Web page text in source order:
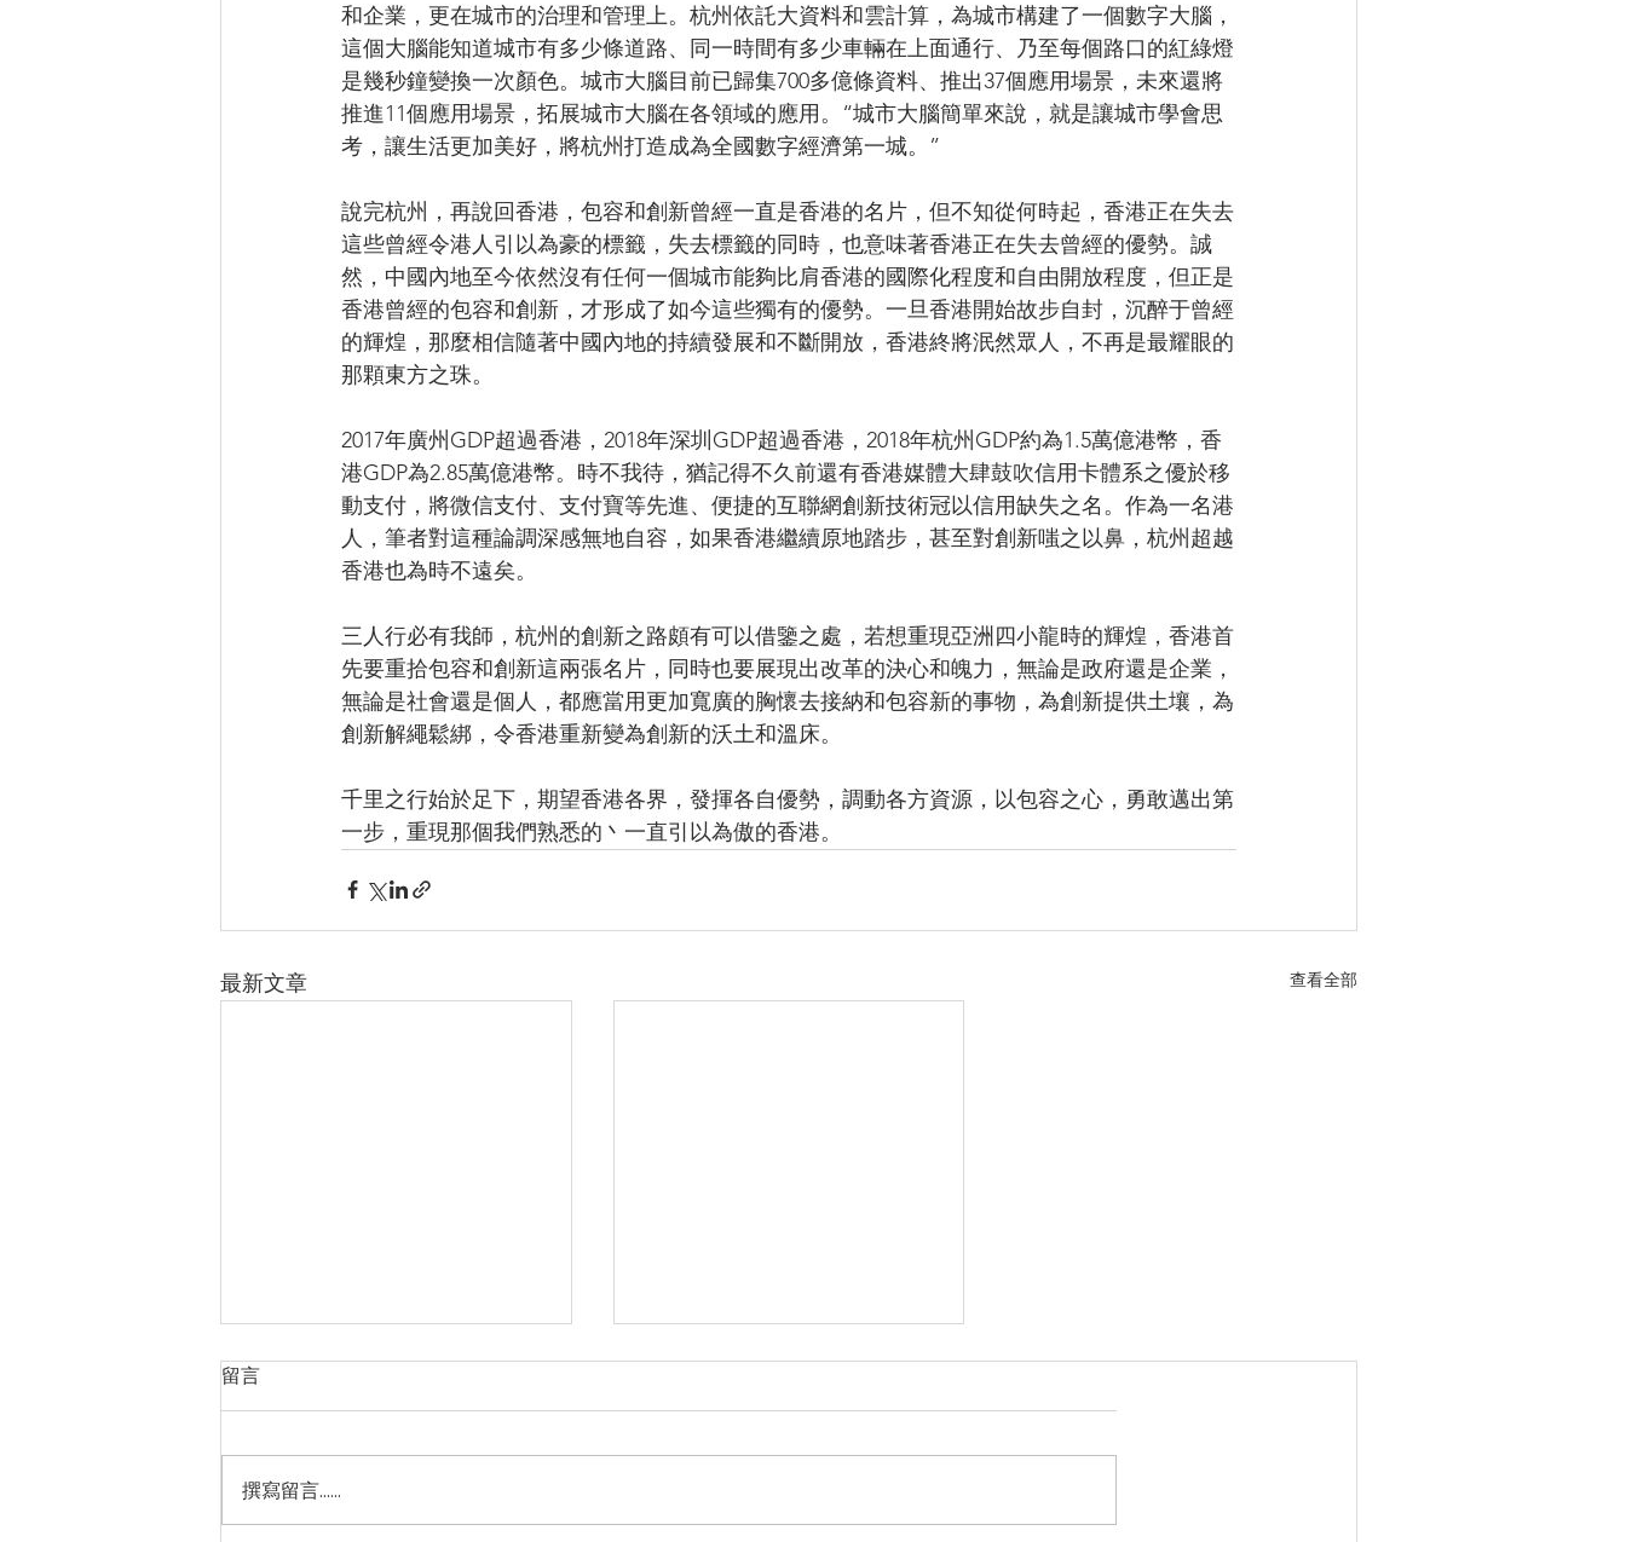
和企業，更在城市的治理和管理上。杭州依託大資料和雲計算，為城市構建了一個數字大腦，
這個大腦能知道城市有多少條道路、同一時間有多少車輛在上面通行、乃至每個路口的紅綠燈
是幾秒鐘變換一次顏色。城市大腦目前已歸集700多億條資料、推出37個應用場景，未來還將
推進11個應用場景，拓展城市大腦在各領域的應用。“城市大腦簡單來說，就是讓城市學會思
考，讓生活更加美好，將杭州打造成為全國數字經濟第一城。”
說完杭州，再說回香港，包容和創新曾經一直是香港的名片，但不知從何時起，香港正在失去
這些曾經令港人引以為豪的標籤，失去標籤的同時，也意味著香港正在失去曾經的優勢。誠
然，中國內地至今依然沒有任何一個城市能夠比肩香港的國際化程度和自由開放程度，但正是
香港曾經的包容和創新，才形成了如今這些獨有的優勢。一旦香港開始故步自封，沉醉于曾經
的輝煌，那麼相信隨著中國內地的持續發展和不斷開放，香港終將泯然眾人，不再是最耀眼的
那顆東方之珠。
2017年廣州GDP超過香港，2018年深圳GDP超過香港，2018年杭州GDP約為1.5萬億港幣，香
港GDP為2.85萬億港幣。時不我待，猶記得不久前還有香港媒體大肆鼓吹信用卡體系之優於移
動支付，將微信支付、支付寶等先進、便捷的互聯網創新技術冠以信用缺失之名。作為一名港
人，筆者對這種論調深感無地自容，如果香港繼續原地踏步，甚至對創新嗤之以鼻，杭州超越
香港也為時不遠矣。
三人行必有我師，杭州的創新之路頗有可以借鑒之處，若想重現亞洲四小龍時的輝煌，香港首
先要重拾包容和創新這兩張名片，同時也要展現出改革的決心和魄力，無論是政府還是企業，
無論是社會還是個人，都應當用更加寬廣的胸懷去接納和包容新的事物，為創新提供土壤，為
創新解繩鬆綁，令香港重新變為創新的沃土和溫床。
千里之行始於足下，期望香港各界，發揮各自優勢，調動各方資源，以包容之心，勇敢邁出第
一步，重現那個我們熟悉的丶一直引以為傲的香港。
最新文章 查看全部
留言
撰寫留言......